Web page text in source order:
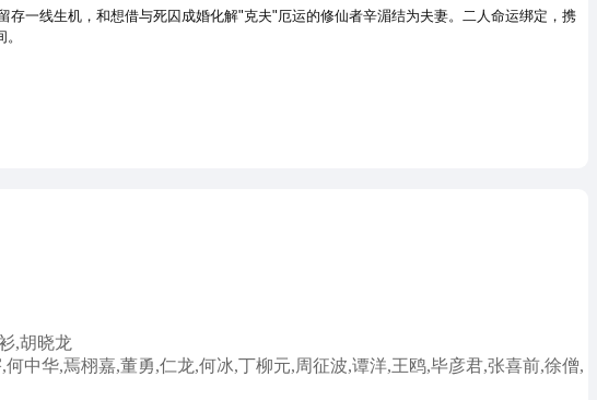
一线生机，和想借与死囚成婚化解"克夫"厄运的修仙者辛湄结为夫妻。二人命运绑定，携
,胡晓龙
中华,焉栩嘉,董勇,仁龙,何冰,丁柳元,周征波,谭洋,王鸥,毕彦君,张喜前,徐僧,